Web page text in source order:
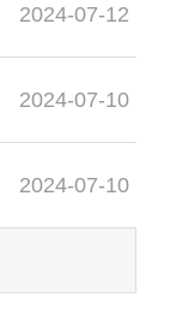
2024-07-12
2024-07-10
2024-07-10